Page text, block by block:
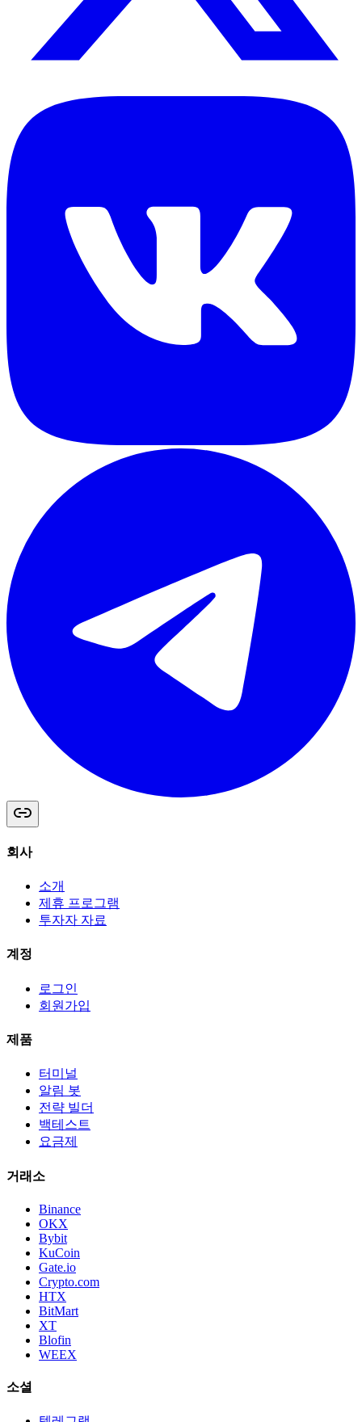
회사
소개
제휴 프로그램
투자자 자료
계정
로그인
회원가입
제품
터미널
알림 봇
전략 빌더
백테스트
요금제
거래소
Binance
OKX
Bybit
KuCoin
Gate.io
Crypto.com
HTX
BitMart
XT
Blofin
WEEX
소셜